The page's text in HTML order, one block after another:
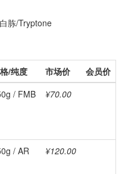
胨/Tryptone
/纯度 市场价 会员价
/ FMB ¥70.00
/ AR ¥120.00